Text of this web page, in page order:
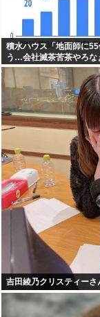
積水ハウス「地面師に
う…会社滅茶苦茶やろな
吉田綾乃クリスティー